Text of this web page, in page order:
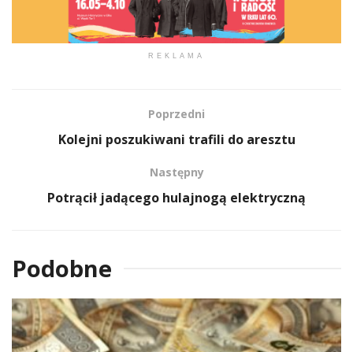
REKLAMA
Poprzedni
Kolejni poszukiwani trafili do aresztu
Następny
Potrącił jadącego hulajnogą elektryczną
Podobne